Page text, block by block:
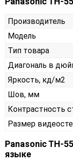
Производитель
Модель
Тип товара
Диагональ в
Яркость, кд/м2
Шов, мм
Контрастность
Размер
Panasonic TH-
языке